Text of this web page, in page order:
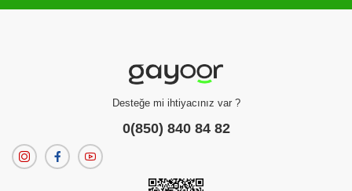
Desteğe mi ihtiyacınız var ?
0(850) 840 84 82